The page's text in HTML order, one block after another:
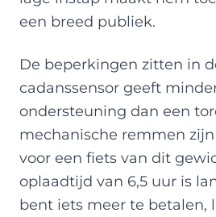
een breed publiek.
De beperkingen zitten in
cadanssensor geeft
ondersteuning dan een
mechanische remmen
voor een fiets van dit
oplaadtijd van 6,5 uur is
bent iets meer te betalen,